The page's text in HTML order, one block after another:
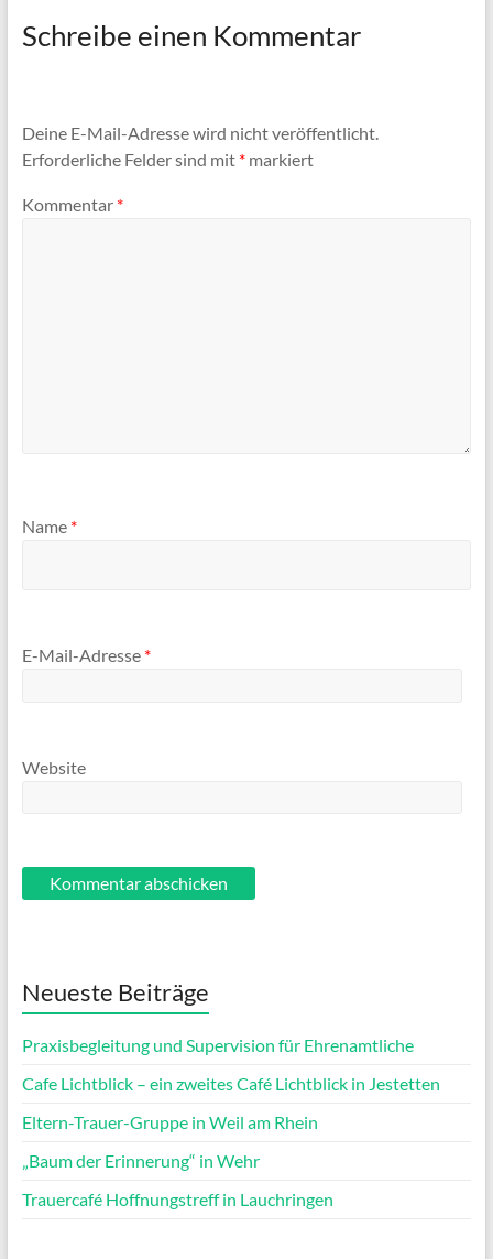
Schreibe einen Kommentar
Deine E-Mail-Adresse wird nicht veröffentlicht.
Erforderliche Felder sind mit *markiert
Kommentar *
Name *
E-Mail-Adresse *
Website
Neueste Beiträge
Praxisbegleitung und Supervision für Ehrenamtliche
Cafe Lichtblick – ein zweites Café Lichtblick in Jestetten
Eltern-Trauer-Gruppe in Weil am Rhein
„Baum der Erinnerung“ in Wehr
Trauercafé Hoffnungstreff in Lauchringen